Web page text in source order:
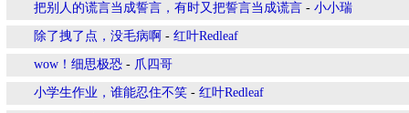
把别人的谎言当成誓言，有时又把誓言当成谎言 - 小小瑞
除了拽了点，没毛病啊 - 红叶Redleaf
wow！细思极恐 - 爪四哥
小学生作业，谁能忍住不笑 - 红叶Redleaf